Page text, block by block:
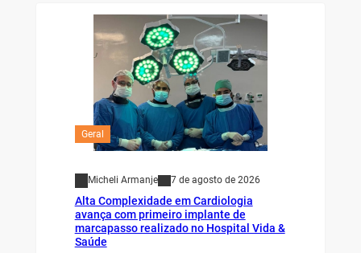
Geral
Micheli Armanje 7 de agosto de 2026
Alta Complexidade em Cardiologia
avança com primeiro implante de
marcapasso realizado no Hospital Vida &
Saúde